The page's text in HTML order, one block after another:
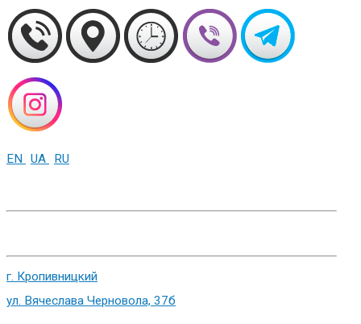
EN UA RU
г. Кропивницкий
ул. Вячеслава Черновола, 37б